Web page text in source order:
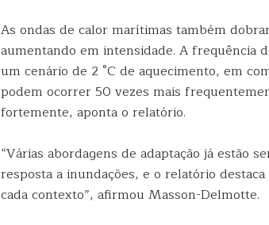
As ondas de calor marítimas também
aumentando em intensidade. A frequência
um cenário de 2 °C de aquecimento, em
podem ocorrer 50 vezes mais
fortemente, aponta o relatório.
“Várias abordagens de adaptação já estão
resposta a inundações, e o relatório
cada contexto”, afirmou Masson-Delmotte.